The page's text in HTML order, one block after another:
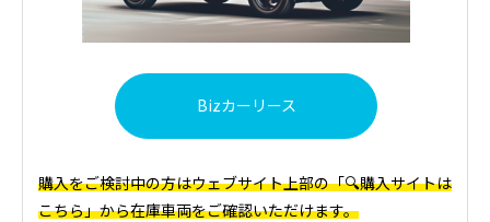
Bizカーリース
購入をご検討中の方はウェブサイト上部の「🔍購入サイトは
こちら」から在庫車両をご確認いただけます。